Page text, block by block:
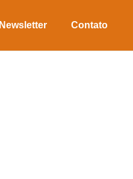
Newsletter Contato